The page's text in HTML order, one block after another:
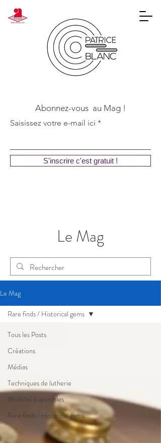
Abonnez-vous au Mag !
Saisissez votre e-mail ici
S'inscrire c'est gratuit !
Le Mag
Le Mag
Tous les Posts
Créations
Médias
Techniques de lutherie
Modèles disponibles
Rare finds / Historical gems
Rare finds / Historical gems